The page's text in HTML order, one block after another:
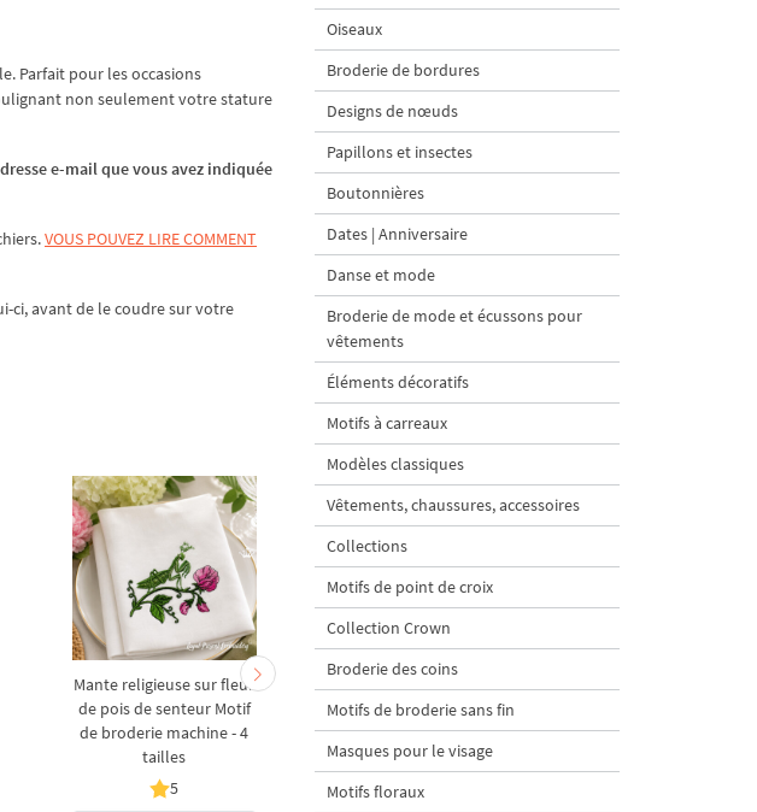
Parfait pour les occasions
non seulement votre stature
e-mail que vous avez indiquée
VOUS POUVEZ LIRE COMMENT
ci, avant de le coudre sur votre
Mante religieuse sur fleur
de pois de senteur Motif
de broderie machine - 4
tailles
5
Coléoptère avec baies
Motif de broderie
machine - 4 tailles
la framboise" - 4
Oiseaux
Broderie de bordures
Designs de nœuds
Papillons et insectes
Boutonnières
Dates | Anniversaire
Danse et mode
Broderie de mode et écussons pour
vêtements
Éléments décoratifs
Motifs à carreaux
Modèles classiques
Vêtements, chaussures, accessoires
Collections
Motifs de point de croix
Collection Crown
Broderie des coins
Motifs de broderie sans fin
Masques pour le visage
Motifs floraux